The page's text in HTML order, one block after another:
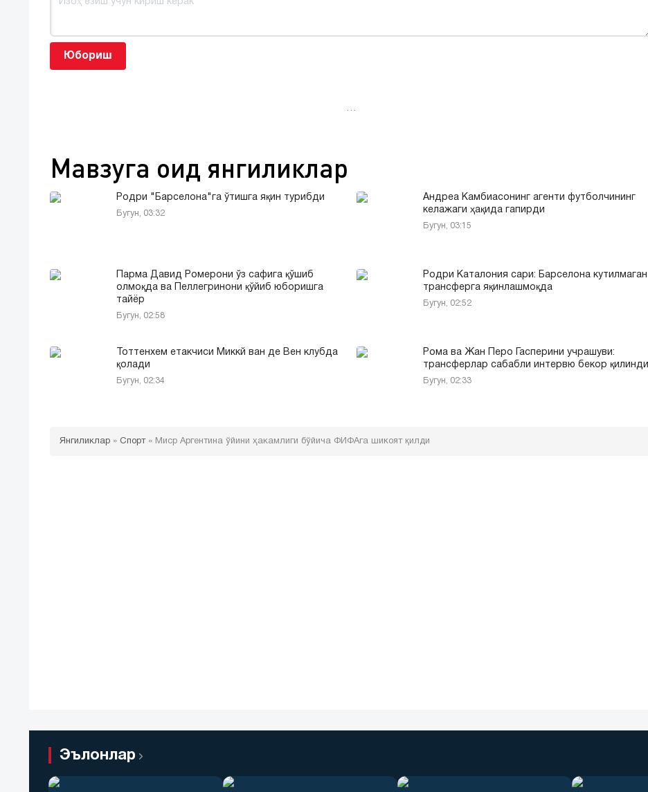
Юбориш
…
Мавзуга оид янгиликлар
Родри "Барселона"га ўтишга яқин турибди
Бугун, 03:32
Андреа Камбиасонинг агенти футболчининг
келажаги ҳақида гапирди
Бугун, 03:15
Парма Давид Ромерони ўз сафига қўшиб
олмоқда ва Пеллегринони қўйиб юборишга
тайёр
Бугун, 02:58
Родри Каталония сари: Барселона кутилмаган
трансферга яқинлашмоқда
Бугун, 02:52
Тоттенхем етакчиси Миккй ван де Вен клубда
қолади
Бугун, 02:34
Рома ва Жан Перо Гасперини учрашуви:
трансферлар сабабли интервю бекор қилинди
Бугун, 02:33
Янгиликлар » Спорт» Миср Аргентина ўйини ҳакамлиги бўйича ФИФАга шикоят қилди
Эълонлар